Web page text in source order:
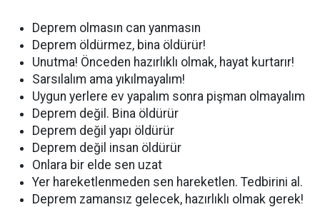
Deprem olmasın can yanmasın
Deprem öldürmez, bina öldürür!
Unutma! Önceden hazırlıklı olmak, hayat kurtarır!
Sarsılalım ama yıkılmayalım!
Uygun yerlere ev yapalım sonra pişman olmayalım
Deprem değil. Bina öldürür
Deprem değil yapı öldürür
Deprem değil insan öldürür
Onlara bir elde sen uzat
Yer hareketlenmeden sen hareketlen. Tedbirini al.
Deprem zamansız gelecek, hazırlıklı olmak gerek!